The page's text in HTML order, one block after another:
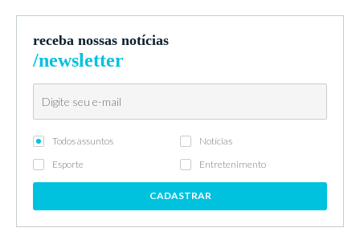
receba nossas notícias
/newsletter
Todos assuntos
Notícias
Esporte
Entretenimento
CADASTRAR